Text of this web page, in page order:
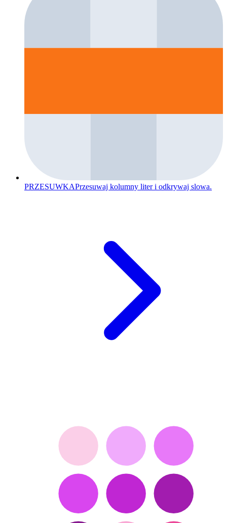
PRZESUWKAPrzesuwaj kolumny liter i odkrywaj slowa.